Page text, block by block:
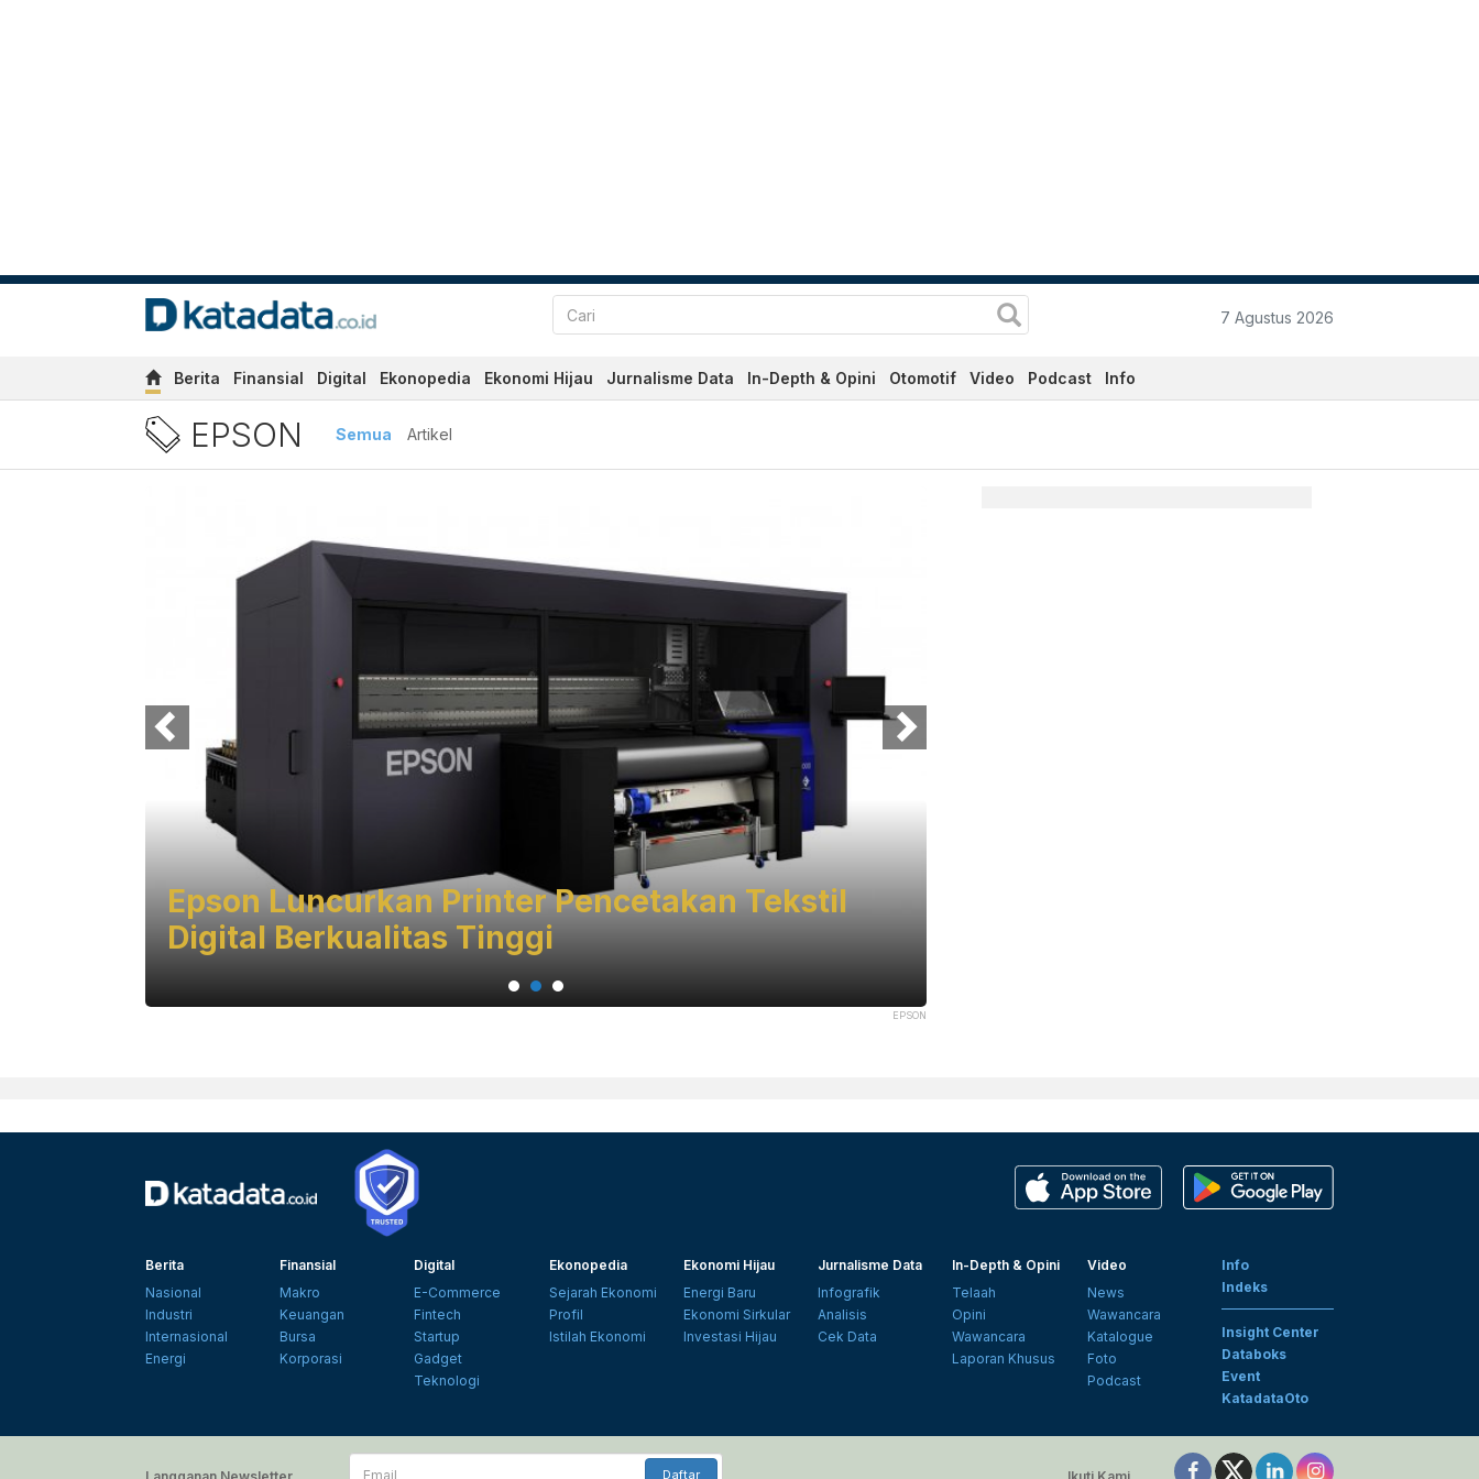
7 Agustus 2026
Berita Finansial Digital Ekonopedia Ekonomi Hijau Jurnalisme Data In-Depth & Opini Otomotif Video Podcast Info
Berita Epson Terbaru dan Terkini Hari Ini - Katadata.co.id
EPSON Semua Artikel
EPSON
Epson Luncurkan Printer Pencetakan Tekstil
Digital Berkualitas Tinggi
Berita
Nasional
Industri
Internasional
Energi
Finansial
Makro
Keuangan
Bursa
Korporasi
Digital
E-Commerce
Fintech
Startup
Gadget
Teknologi
Ekonopedia
Sejarah Ekonomi
Profil
Istilah Ekonomi
Ekonomi Hijau
Energi Baru
Ekonomi Sirkular
Investasi Hijau
Jurnalisme Data
Infografik
Analisis
Cek Data
In-Depth & Opini
Telaah
Opini
Wawancara
Laporan Khusus
Video
News
Wawancara
Katalogue
Foto
Podcast
Info
Indeks
Insight Center
Databoks
Event
KatadataOto
Email
Daftar